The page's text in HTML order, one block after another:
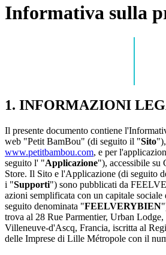
Informativa sulla
1. INFORMAZIONI
Il presente documento contiene
web "Petit BamBou" (di seguito il "Sito
www.petitbambou.com, e per
seguito l' "Applicazione"), accessibile su
Store. Il Sito e l'Applicazione (di seguito
i "Supporti") sono pubblicati da
azioni semplificata con un capitale
seguito denominata "FEELVERYBIEN
trova al 28 Rue Parmentier, Urban
Villeneuve-d'Ascq, Francia, iscritta al
delle Imprese di Lille Métropole con il